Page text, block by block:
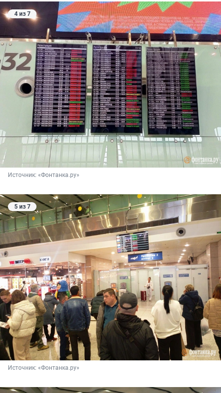
4 из 7
Источник: «Фонтанка.ру»
5 из 7
Источник: «Фонтанка.ру»